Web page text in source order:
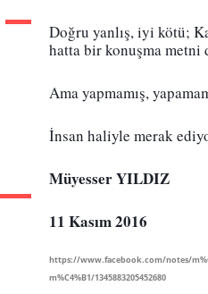
Doğru yanlış, iyi kötü;
hatta bir konuşma metni
Ama yapmamış,
İnsan haliyle merak
Müyesser YILDIZ
11 Kasım 2016
https://www.facebook.com/notes/
m%C4%B1/1345883205452680